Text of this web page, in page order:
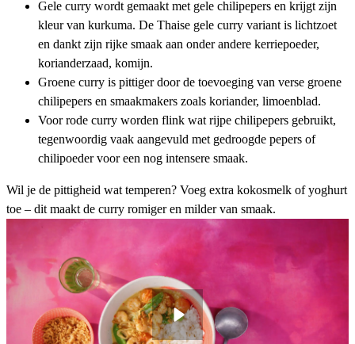
Gele curry wordt gemaakt met gele chilipepers en krijgt zijn
kleur van kurkuma. De Thaise gele curry variant is lichtzoet
en dankt zijn rijke smaak aan onder andere kerriepoeder,
korianderzaad, komijn.
Groene curry is pittiger door de toevoeging van verse groene
chilipepers en smaakmakers zoals koriander, limoenblad.
Voorrode curry worden flink wat rijpe chilipepers gebruikt,
tegenwoordig vaak aangevuld met gedroogde pepers of
chilipoeder voor een nog intensere smaak.
Wil je de pittigheid wat temperen? Voeg extra kokosmelk of yoghurt
toe – dit maakt de curry romiger en milder van smaak.